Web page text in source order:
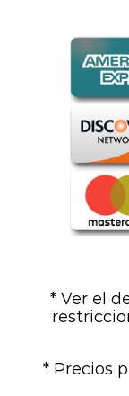
* Ver el
* Precios